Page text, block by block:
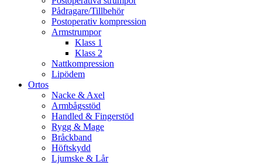
Pådragare/Tillbehör
Postoperativ kompression
Armstrumpor
Klass 1
Klass 2
Nattkompression
Lipödem
Ortos
Nacke & Axel
Armbågsstöd
Handled & Fingerstöd
Rygg & Mage
Bråckband
Höftskydd
Ljumske & Lår